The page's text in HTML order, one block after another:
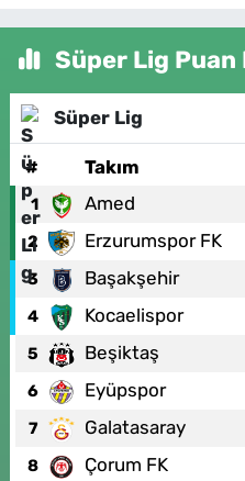
Süper Lig Puan
Süper Lig
# Takım
1 Amed
2 Erzurumspor FK
3 Başakşehir
4 Kocaelispor
5 Beşiktaş
6 Eyüpspor
7 Galatasaray
8 Çorum FK